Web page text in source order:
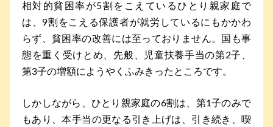
相対的貧困率が5割をこえているひとり親家庭で
は、9割をこえる保護者が就労しているにもかかわ
らず、貧困率の改善には至っておりません。国も事
態を重く受けとめ、先般、児童扶養手当の第2子、
第3子の増額にようやくふみきったところです。
しかしながら、ひとり親家庭の6割は、第1子のみで
もあり、本手当の更なる引き上げは、引き続き、喫